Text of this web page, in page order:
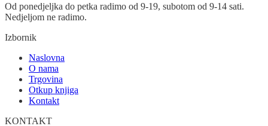
Od ponedjeljka do petka radimo od 9-19, subotom od 9-14 sati.
Nedjeljom ne radimo.
Izbornik
Naslovna
O nama
Trgovina
Otkup knjiga
Kontakt
KONTAKT